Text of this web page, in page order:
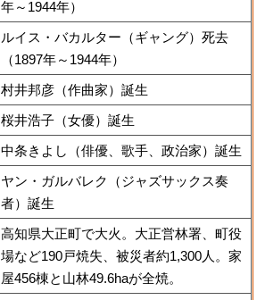
年～1944年）
ルイス・バカルター（ギャング）死去
（1897年～1944年）
村井邦彦（作曲家）誕生
桜井浩子（女優）誕生
中条きよし（俳優、歌手、政治家）誕生
ヤン・ガルバレク（ジャズサックス奏
者）誕生
高知県大正町で大火。大正営林署、町役
場など190戸焼失、被災者約1,300人。家
屋456棟と山林49.6haが全焼。